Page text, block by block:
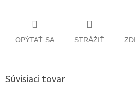
OPÝTAŤ SA STRÁŽIŤ
Súvisiaci tovar